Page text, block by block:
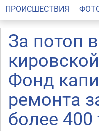
ПРОИСШЕСТВИЯ
За потоп
Фонд
ремонта
более